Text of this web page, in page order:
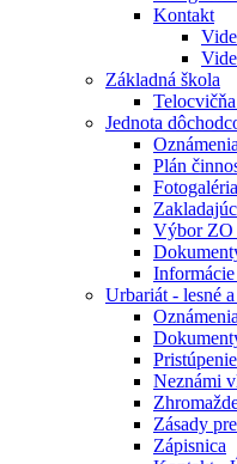
Kontakt
Základná škola
Jednota
Oznámenia
Plán
Fotogaléria
Výbor ZO
Urbariát - lesné
Oznámenia
Neznámi
Zásady
Zápisnica